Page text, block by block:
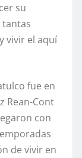
su
vivir el aquí
fue en
Rean-Cont
con
de vivir en